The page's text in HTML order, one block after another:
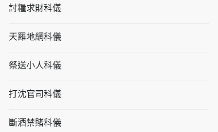
討糧求財科儀
天羅地網科儀
祭送小人科儀
打沈官司科儀
斷酒禁賭科儀